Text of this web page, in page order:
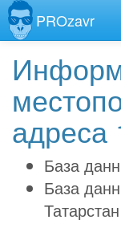
PROzavr
адреса
База
База